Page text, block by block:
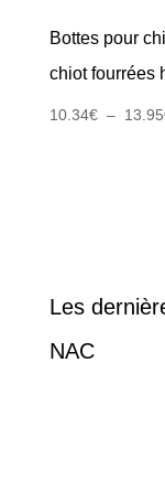
Bottes pour
chiot fourrées
10.34€ – 13.95
Les
NAC